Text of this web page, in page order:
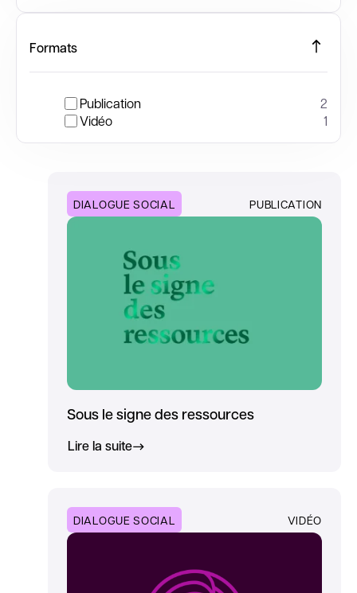
Formats
Publication
2
Vidéo
1
DIALOGUE SOCIAL PUBLICATION
Sous le signe des ressources
Lire la suite
DIALOGUE SOCIAL VIDÉO